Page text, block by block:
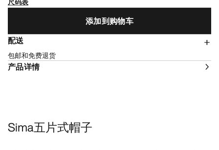
添加到购物车
配送
包邮和免费退货
产品详情
Sima五片式帽子